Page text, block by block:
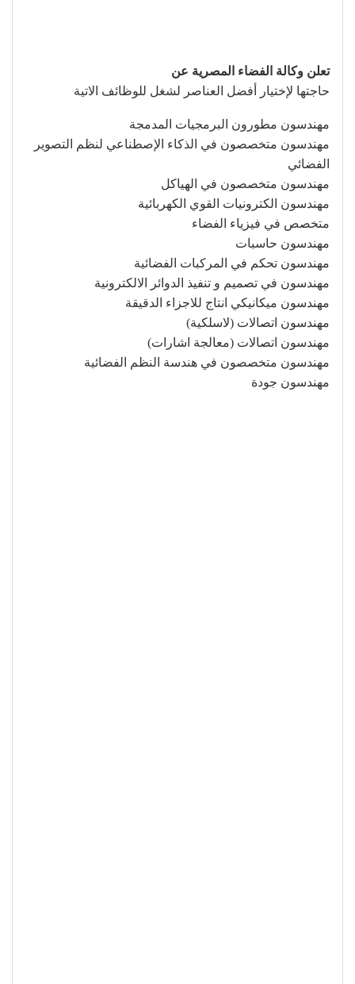
تعلن وكالة الفضاء المصرية عن
حاجتها لإختيار أفضل العناصر لشغل للوظائف الاتية
مهندسون مطورون البرمجيات المدمجة
مهندسون متخصصون في الذكاء الإصطناعي لنظم التصوير
الفضائي
مهندسون متخصصون في الهياكل
مهندسون الكترونيات القوي الكهربائية
متخصص في فيزياء الفضاء
مهندسون حاسبات
مهندسون تحكم في المركبات الفضائية
مهندسون في تصميم و تنفيذ الدوائر الالكترونية
مهندسون ميكانيكي انتاج للاجزاء الدقيقة
مهندسون اتصالات (لاسلكية)
مهندسون اتصالات (معالجة اشارات)
مهندسون متخصصون في هندسة النظم الفضائية
مهندسون جودة